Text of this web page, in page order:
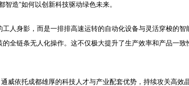
造”如何以创新科技驱动绿色未来。
人身影，而是一排排高速运转的自动化设备与灵活穿梭的
全链条无人化操作。这不仅极大提升了生产效率和产品一
威依托成都雄厚的科技人才与产业配套优势，持续攻关高